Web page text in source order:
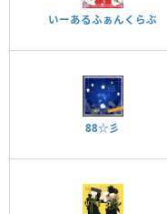
いーあるふぁんくらぶ
88☆彡